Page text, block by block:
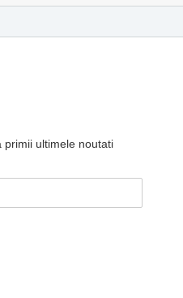
primii ultimele noutati